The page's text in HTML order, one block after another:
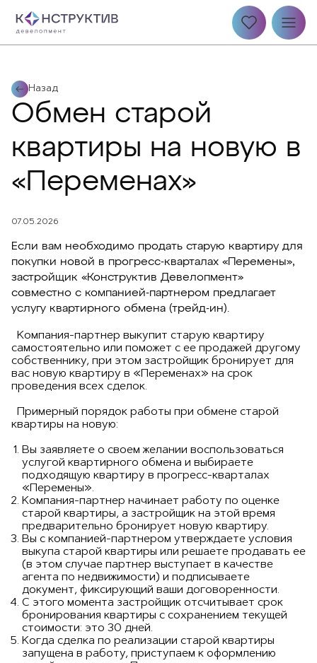
Назад
Обмен старой
квартиры на новую в
«Переменах»
07.05.2026
Если вам необходимо продать старую квартиру для
покупки новой в прогресс-кварталах «Перемены»,
застройщик «Конструктив Девелопмент»
совместно с компанией-партнером предлагает
услугу квартирного обмена (трейд-ин).
Компания-партнер выкупит старую квартиру
самостоятельно или поможет с ее продажей другому
собственнику, при этом застройщик бронирует для
вас новую квартиру в «Переменах» на срок
проведения всех сделок.
Примерный порядок работы при обмене старой
квартиры на новую:
Вы заявляете о своем желании воспользоваться
услугой квартирного обмена и выбираете
подходящую квартиру в прогресс-кварталах
«Перемены».
Компания-партнер начинает работу по оценке
старой квартиры, а застройщик на этой время
предварительно бронирует новую квартиру.
Вы с компанией-партнером утверждаете условия
выкупа старой квартиры или решаете продавать ее
(в этом случае партнер выступает в качестве
агента по недвижимости) и подписываете
документ, фиксирующий ваши договоренности.
С этого момента застройщик отсчитывает срок
бронирования квартиры с сохранением текущей
стоимости: это 30 дней.
Когда сделка по реализации старой квартиры
запущена в работу, приступаем к оформлению